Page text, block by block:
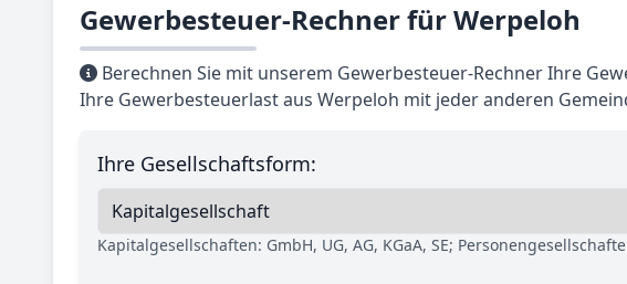
Gewerbesteuer-Rechner für Werpeloh
Berechnen Sie mit unserem Gewerbesteuer-Rechner Ihre
Ihre Gewerbesteuerlast aus Werpeloh mit jeder anderen
Ihre Gesellschaftsform:
Kapitalgesellschaften: GmbH, UG, AG, KGaA, SE;